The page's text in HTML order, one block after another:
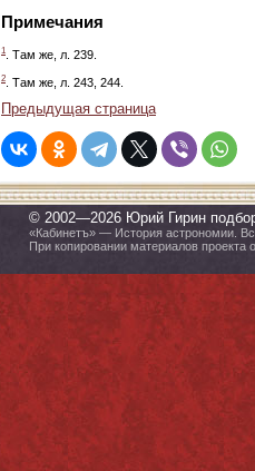
Примечания
1 . Там же, л. 239.
2 . Там же, л. 243, 244.
Предыдущая страница
© 2002—2026 Юрий Гирин
«Кабинетъ» — История астрономии.
При копировании материалов проекта